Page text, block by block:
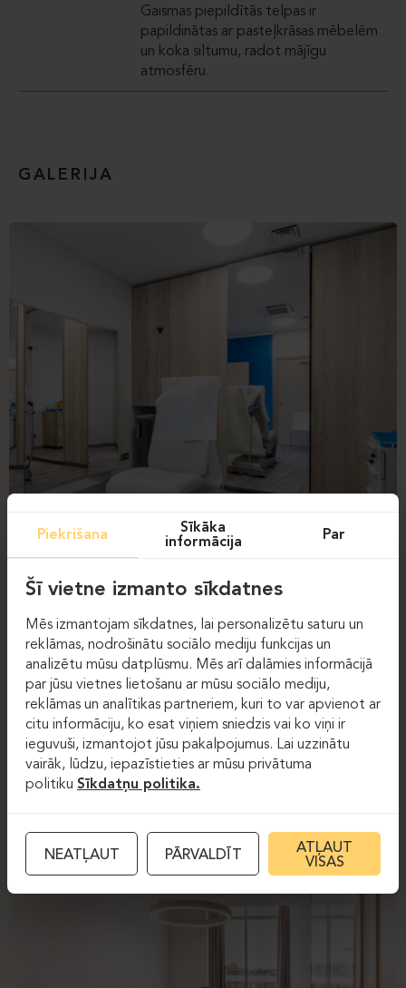
Gaismas piepildītās telpas ir
papildinātas ar pasteļkrāsas mēbelēm
un koka siltumu, radot mājīgu
atmosfēru.
GALERIJA
Piekrišana
Sīkāka
informācija
Par
Šī vietne izmanto sīkdatnes
Mēs izmantojam sīkdatnes, lai personalizētu saturu un
reklāmas, nodrošinātu sociālo mediju funkcijas un
analizētu mūsu datplūsmu. Mēs arī dalāmies informācijā
par jūsu vietnes lietošanu ar mūsu sociālo mediju,
reklāmas un analītikas partneriem, kuri to var apvienot ar
citu informāciju, ko esat viņiem sniedzis vai ko viņi ir
ieguvuši, izmantojot jūsu pakalpojumus. Lai uzzinātu
vairāk, lūdzu, iepazīstieties ar mūsu privātuma
politiku Sīkdatņu politika.
NEATĻAUT PĀRVALDĪT
ATĻAUT
VISAS